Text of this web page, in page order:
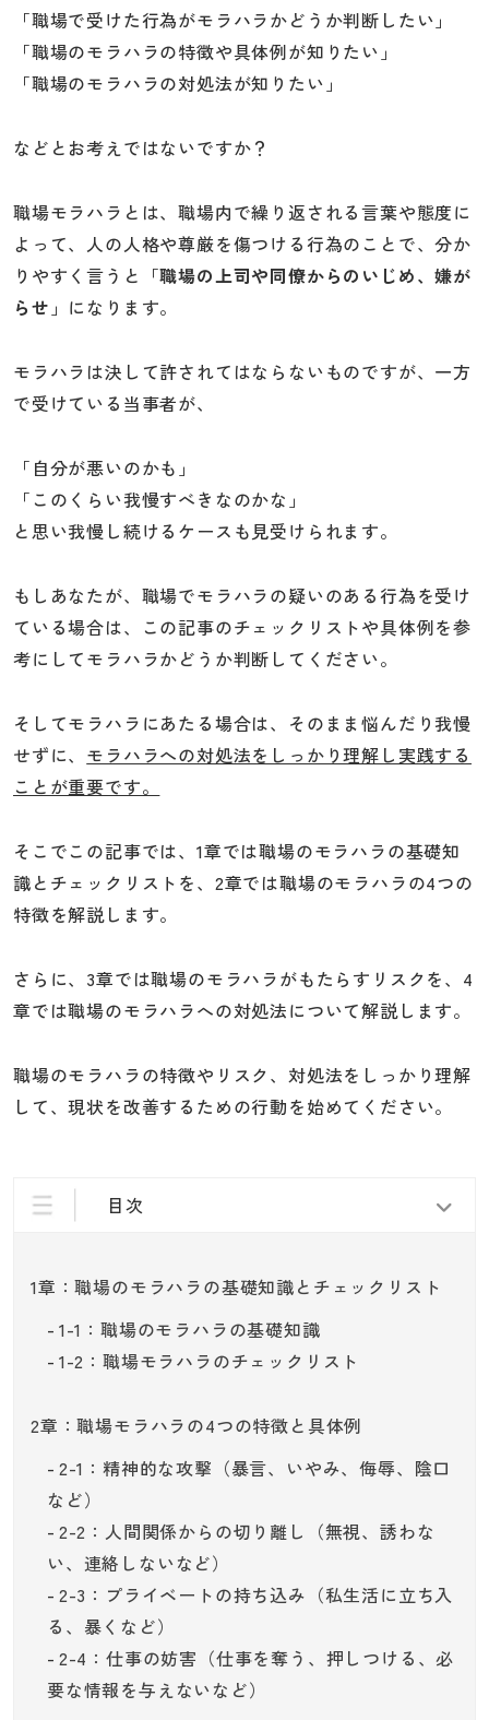
「職場で受けた行為がモラハラかどうか判断したい」
「職場のモラハラの特徴や具体例が知りたい」
「職場のモラハラの対処法が知りたい」
などとお考えではないですか？
職場モラハラとは、職場内で繰り返される言葉や態度に
よって、人の人格や尊厳を傷つける行為のことで、分か
りやすく言うと「職場の上司や同僚からのいじめ、嫌が
らせ 」になります。
モラハラは決して許されてはならないものですが、一方
で受けている当事者が、
「自分が悪いのかも」
「このくらい我慢すべきなのかな」
と思い我慢し続けるケースも見受けられます。
もしあなたが、職場でモラハラの疑いのある行為を受け
ている場合は、この記事のチェックリストや具体例を参
考にしてモラハラかどうか判断してください。
そしてモラハラにあたる場合は、そのまま悩んだり我慢
せずに、 モラハラへの対処法をしっかり理解し実践する
ことが重要です。
そこでこの記事では、1章では職場のモラハラの基礎知
識とチェックリストを、2章では職場のモラハラの4つの
特徴を解説します。
さらに、3章では職場のモラハラがもたらすリスクを、4
章では職場のモラハラへの対処法について解説します。
職場のモラハラの特徴やリスク、対処法をしっかり理解
して、現状を改善するための行動を始めてください。
目次
1章：職場のモラハラの基礎知識とチェックリスト
1-1：職場のモラハラの基礎知識
1-2：職場モラハラのチェックリスト
2章：職場モラハラの4つの特徴と具体例
2-1：精神的な攻撃（暴言、いやみ、侮辱、陰口
など）
2-2：人間関係からの切り離し（無視、誘わな
い、連絡しないなど）
2-3：プライベートの持ち込み（私生活に立ち入
る、暴くなど）
2-4：仕事の妨害（仕事を奪う、押しつける、必
要な情報を与えないなど）